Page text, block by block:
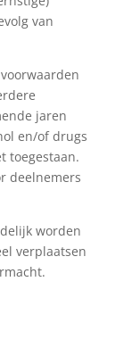
van
jaren
en/of drugs
toegestaan.
deelnemers
worden
verplaatsen